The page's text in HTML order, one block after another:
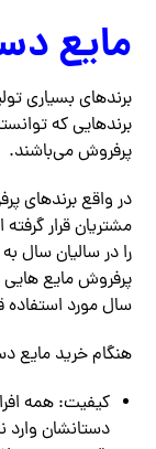
مایع
برندهای بسیاری
برندهایی که
پرفروش می‌باشند.
در واقع برندهای
مشتریان قرار
را در سالیان سال
پرفروش مایع هایی
سال مورد استفاده
هنگام خرید مایع
کیفیت: همه
دستانشان وارد